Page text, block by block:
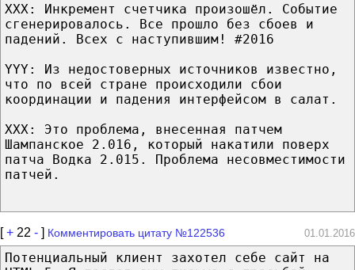
XXX: Инкремент счетчика произошёл. Событие
сгенерировалось. Все прошло без сбоев и
падений. Всех с наступившим! #2016
YYY: Из недостоверных источников известно,
что по всей стране происходили сбои
координации и падения интерфейсом в салат.
XXX: Это проблема, внесенная патчем
Шампанское 2.016, который накатили поверх
патча Водка 2.015. Проблема несовместимости
патчей.
[+ 22 - ] Комментировать цитату №122536 01.01.2016
Потенциальный клиент захотел себе сайт на